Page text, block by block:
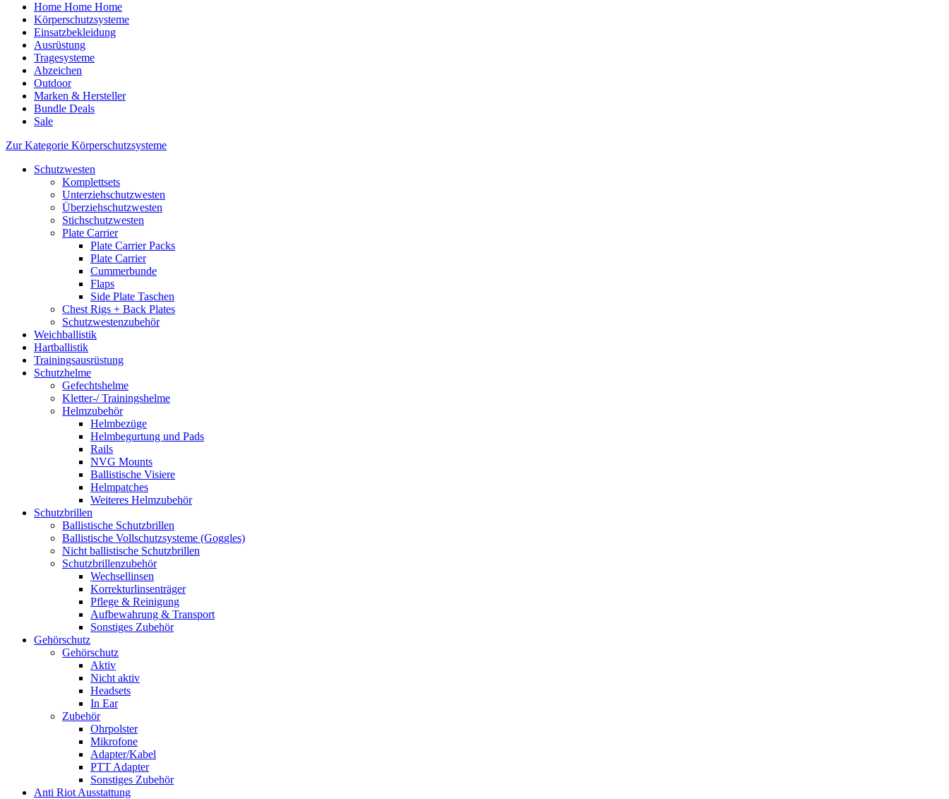
Home Home Home
Körperschutzsysteme
Einsatzbekleidung
Ausrüstung
Tragesysteme
Abzeichen
Outdoor
Marken & Hersteller
Bundle Deals
Sale
Zur Kategorie Körperschutzsysteme
Schutzwesten
Komplettsets
Unterziehschutzwesten
Überziehschutzwesten
Stichschutzwesten
Plate Carrier
Plate Carrier Packs
Plate Carrier
Cummerbunde
Flaps
Side Plate Taschen
Chest Rigs + Back Plates
Schutzwestenzubehör
Weichballistik
Hartballistik
Trainingsausrüstung
Schutzhelme
Gefechtshelme
Kletter-/ Trainingshelme
Helmzubehör
Helmbezüge
Helmbegurtung und Pads
Rails
NVG Mounts
Ballistische Visiere
Helmpatches
Weiteres Helmzubehör
Schutzbrillen
Ballistische Schutzbrillen
Ballistische Vollschutzsysteme (Goggles)
Nicht ballistische Schutzbrillen
Schutzbrillenzubehör
Wechsellinsen
Korrekturlinsenträger
Pflege & Reinigung
Aufbewahrung & Transport
Sonstiges Zubehör
Gehörschutz
Gehörschutz
Aktiv
Nicht aktiv
Headsets
In Ear
Zubehör
Ohrpolster
Mikrofone
Adapter/Kabel
PTT Adapter
Sonstiges Zubehör
Anti Riot Ausstattung